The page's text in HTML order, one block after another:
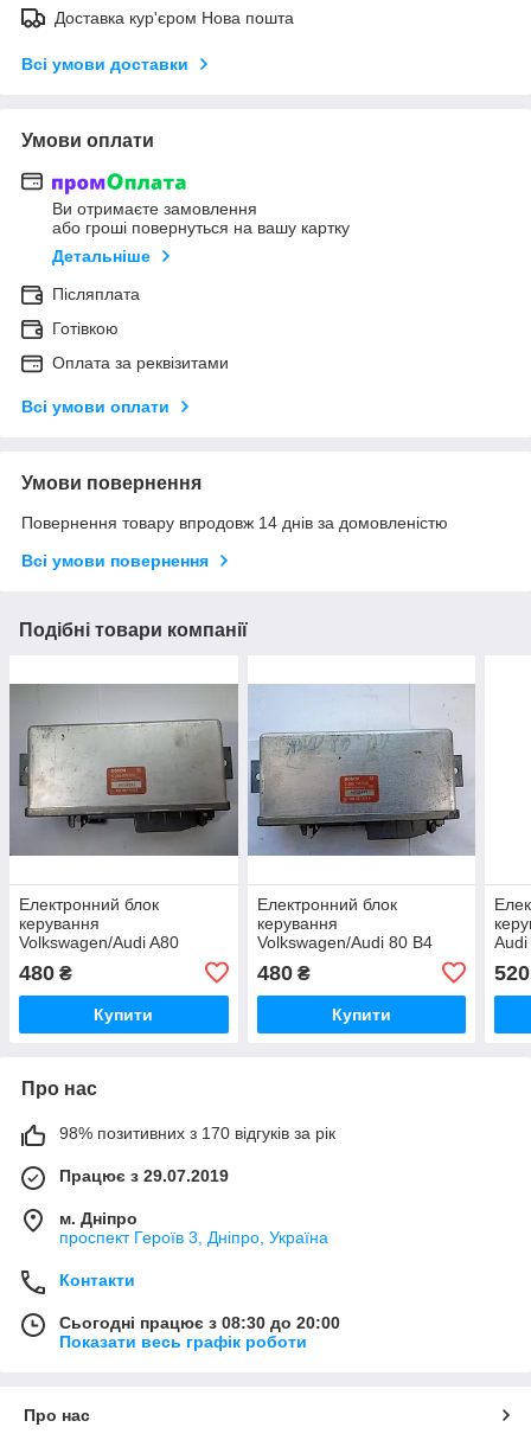
Доставка кур'єром Нова пошта
Всі умови доставки
Умови оплати
Ви отримаєте замовлення
або гроші повернуться на вашу картку
Детальніше
Післяплата
Готівкою
Оплата за реквізитами
Всі умови оплати
Умови повернення
Повернення товару впродовж 14 днів за домовленістю
Всі умови повернення
Подібні товари компанії
Електронний блок
керування
Volkswagen/Audi A80
0265100056 Bosch 0 265
100 056 / 4A0907379A
480 ₴
Купити
Електронний блок
керування
Volkswagen/Audi 80 B4
4A0907 379 A /
0265100056
480₴
Купити
520
Про нас
98% позитивних з 170 відгуків за рік
Працює з 29.07.2019
м. Дніпро
проспект Героїв 3, Дніпро, Україна
Контакти
Сьогодні працює з 08:30 до 20:00
Показати весь графік роботи
Про нас